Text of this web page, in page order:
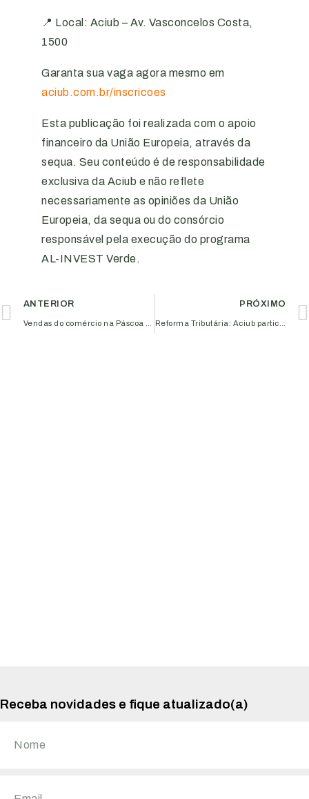
📍 Local: Aciub – Av. Vasconcelos Costa,
1500
Garanta sua vaga agora mesmo em
aciub.com.br/inscricoes
Esta publicação foi realizada com o apoio
financeiro da União Europeia, através da
sequa. Seu conteúdo é de responsabilidade
exclusiva da Aciub e não reflete
necessariamente as opiniões da União
Europeia, da sequa ou do consórcio
responsável pela execução do programa
AL-INVEST Verde.
ANTERIOR PRÓXIMO
Receba novidades e fique atualizado(a)